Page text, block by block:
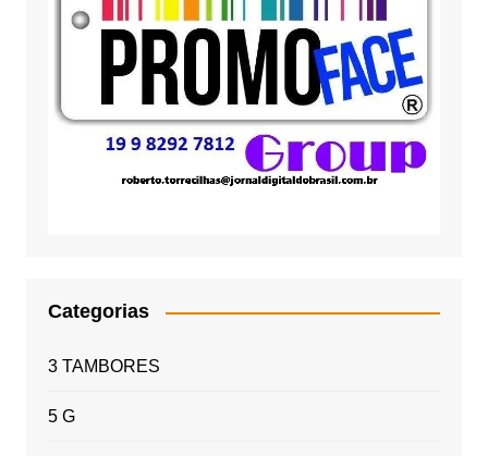
Categorias
3 TAMBORES
5 G